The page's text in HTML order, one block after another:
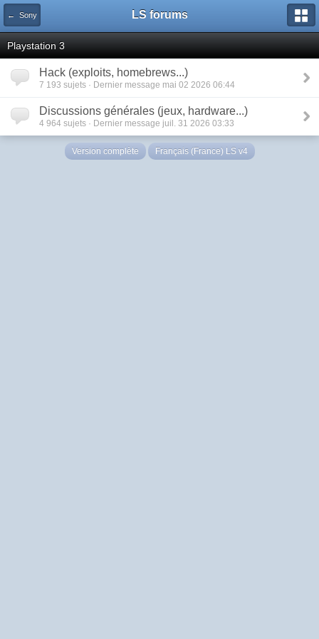
← Sony LS forums
Playstation 3
Hack (exploits, homebrews...)
7 193 sujets · Dernier message mai 02 2026 06:44
Discussions générales (jeux, hardware...)
4 964 sujets · Dernier message juil. 31 2026 03:33
Version complète Français (France) LS v4